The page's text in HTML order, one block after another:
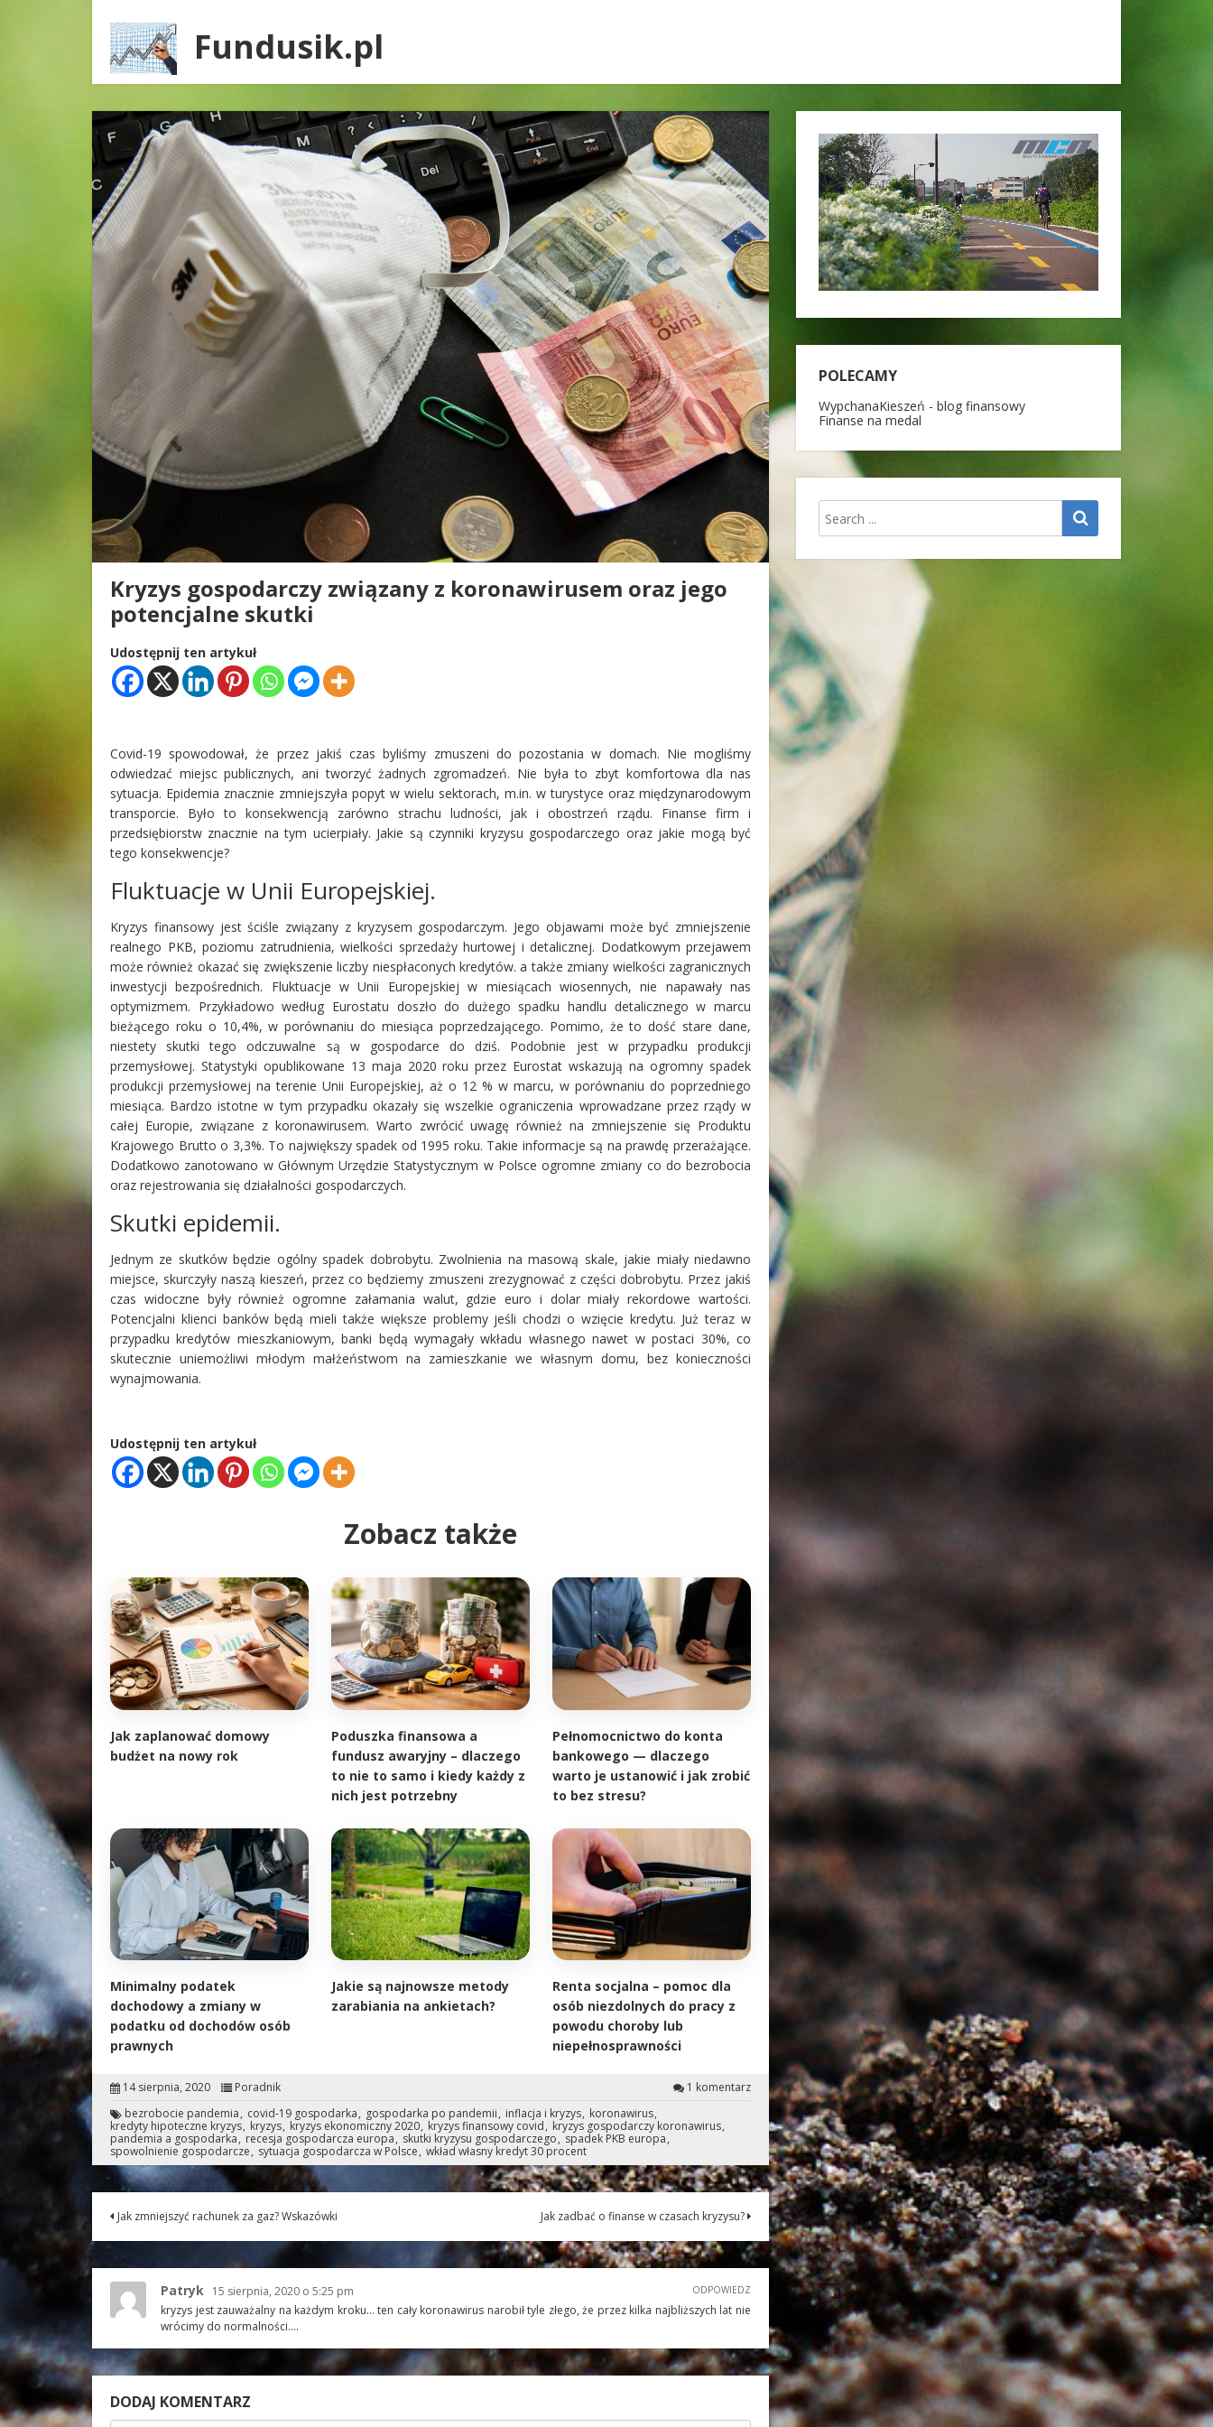
Fundusik.pl
Kryzys gospodarczy związany z koronawirusem oraz jego
potencjalne skutki
Udostępnij ten artykuł
Covid-19 spowodował, że przez jakiś czas byliśmy zmuszeni do pozostania w domach. Nie mogliśmy
odwiedzać miejsc publicznych, ani tworzyć żadnych zgromadzeń. Nie była to zbyt komfortowa dla nas
sytuacja. Epidemia znacznie zmniejszyła popyt w wielu sektorach, m.in. w turystyce oraz międzynarodowym
transporcie. Było to konsekwencją zarówno strachu ludności, jak i obostrzeń rządu. Finanse firm i
przedsiębiorstw znacznie na tym ucierpiały. Jakie są czynniki kryzysu gospodarczego oraz jakie mogą być
tego konsekwencje?
Fluktuacje w Unii Europejskiej.
Kryzys finansowy jest ściśle związany z kryzysem gospodarczym. Jego objawami może być zmniejszenie
realnego PKB, poziomu zatrudnienia, wielkości sprzedaży hurtowej i detalicznej. Dodatkowym przejawem
może również okazać się zwiększenie liczby niespłaconych kredytów. a także zmiany wielkości zagranicznych
inwestycji bezpośrednich. Fluktuacje w Unii Europejskiej w miesiącach wiosennych, nie napawały nas
optymizmem. Przykładowo według Eurostatu doszło do dużego spadku handlu detalicznego w marcu
bieżącego roku o 10,4%, w porównaniu do miesiąca poprzedzającego. Pomimo, że to dość stare dane,
niestety skutki tego odczuwalne są w gospodarce do dziś. Podobnie jest w przypadku produkcji
przemysłowej. Statystyki opublikowane 13 maja 2020 roku przez Eurostat wskazują na ogromny spadek
produkcji przemysłowej na terenie Unii Europejskiej, aż o 12 % w marcu, w porównaniu do poprzedniego
miesiąca. Bardzo istotne w tym przypadku okazały się wszelkie ograniczenia wprowadzane przez rządy w
całej Europie, związane z koronawirusem. Warto zwrócić uwagę również na zmniejszenie się Produktu
Krajowego Brutto o 3,3%. To największy spadek od 1995 roku. Takie informacje są na prawdę przerażające.
Dodatkowo zanotowano w Głównym Urzędzie Statystycznym w Polsce ogromne zmiany co do bezrobocia
oraz rejestrowania się działalności gospodarczych.
Skutki epidemii.
Jednym ze skutków będzie ogólny spadek dobrobytu. Zwolnienia na masową skale, jakie miały niedawno
miejsce, skurczyły naszą kieszeń, przez co będziemy zmuszeni zrezygnować z części dobrobytu. Przez jakiś
czas widoczne były również ogromne załamania walut, gdzie euro i dolar miały rekordowe wartości.
Potencjalni klienci banków będą mieli także większe problemy jeśli chodzi o wzięcie kredytu. Już teraz w
przypadku kredytów mieszkaniowym, banki będą wymagały wkładu własnego nawet w postaci 30%, co
skutecznie uniemożliwi młodym małżeństwom na zamieszkanie we własnym domu, bez konieczności
wynajmowania.
Udostępnij ten artykuł
Zobacz także
Jak zaplanować domowy
budżet na nowy rok
Poduszka finansowa a
fundusz awaryjny – dlaczego
to nie to samo i kiedy każdy z
nich jest potrzebny
Pełnomocnictwo do konta
bankowego — dlaczego
warto je ustanowić i jak zrobić
to bez stresu?
Minimalny podatek
dochodowy a zmiany w
podatku od dochodów osób
prawnych
Jakie są najnowsze metody
zarabiania na ankietach?
Renta socjalna – pomoc dla
osób niezdolnych do pracy z
powodu choroby lub
niepełnosprawności
14 sierpnia, 2020 Poradnik
1 komentarz
bezrobocie pandemia
covid-19 gospodarka gospodarka po pandemii inflacja i kryzys koronawirus
kredyty hipoteczne kryzys kryzys kryzys ekonomiczny 2020 kryzys finansowy covid
kryzys gospodarczy koronawirus
pandemia a gospodarka
recesja gospodarcza europa skutki kryzysu gospodarczego
spadek PKB europa
spowolnienie gospodarcze
sytuacja gospodarcza w Polsce wkład własny kredyt 30 procent
Jak zmniejszyć rachunek za gaz? Wskazówki Jak zadbać o finanse w czasach kryzysu?
Patryk 15 sierpnia, 2020 o 5:25 pm ODPOWIEDZ
kryzys jest zauważalny na każdym kroku… ten cały koronawirus narobił tyle złego, że przez kilka najbliższych lat nie
wrócimy do normalności….
DODAJ KOMENTARZ
POLECAMY
WypchanaKieszeń - blog finansowy
Finanse na medal